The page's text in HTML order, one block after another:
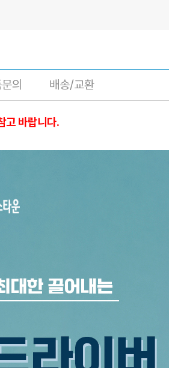
의 배송/교환
고 바랍니다.